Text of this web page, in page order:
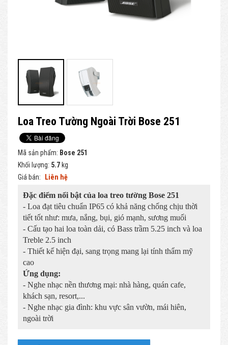
Loa Treo Tường Ngoài Trời Bose 251
Mã sản phẩm: Bose 251
Khối lượng: 5.7 kg
Giá bán:
Liên hệ
Đặc điểm nổi bật của loa treo tường Bose 251
- Loa đạt tiêu chuẩn IP65 có khả năng chống chịu thời
tiết tốt như: mưa, nắng, bụi, gió mạnh, sương muối
- Cấu tạo hai loa toàn dải, có Bass trầm 5.25 inch và loa
Treble 2.5 inch
- Thiết kế hiện đại, sang trọng mang lại tính thẩm mỹ
cao
Ứng dụng:
- Nghe nhạc nền thương mại: nhà hàng, quán cafe,
khách sạn, resort,...
- Nghe nhạc gia đình: khu vực sân vườn, mái hiên,
ngoài trời